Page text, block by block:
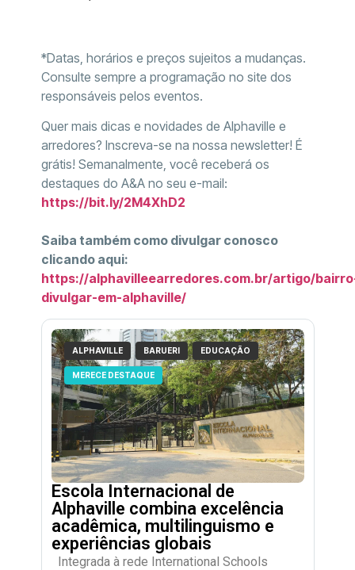
*Datas, horários e preços sujeitos a mudanças.
Consulte sempre a programação no site dos
responsáveis pelos eventos.
Quer mais dicas e novidades de Alphaville e
arredores? Inscreva-se na nossa newsletter! É
grátis! Semanalmente, você receberá os
destaques do A&A no seu e-mail:
https://bit.ly/2M4XhD2
Saiba também como divulgar conosco
clicando aqui:
https://alphavilleearredores.com.br/artigo/
divulgar-em-alphaville/
ALPHAVILLE BARUERI EDUCAÇÃO
MERECE DESTAQUE
Escola Internacional de
Alphaville combina excelência
acadêmica, multilinguismo e
experiências globais
Integrada à rede International Schools